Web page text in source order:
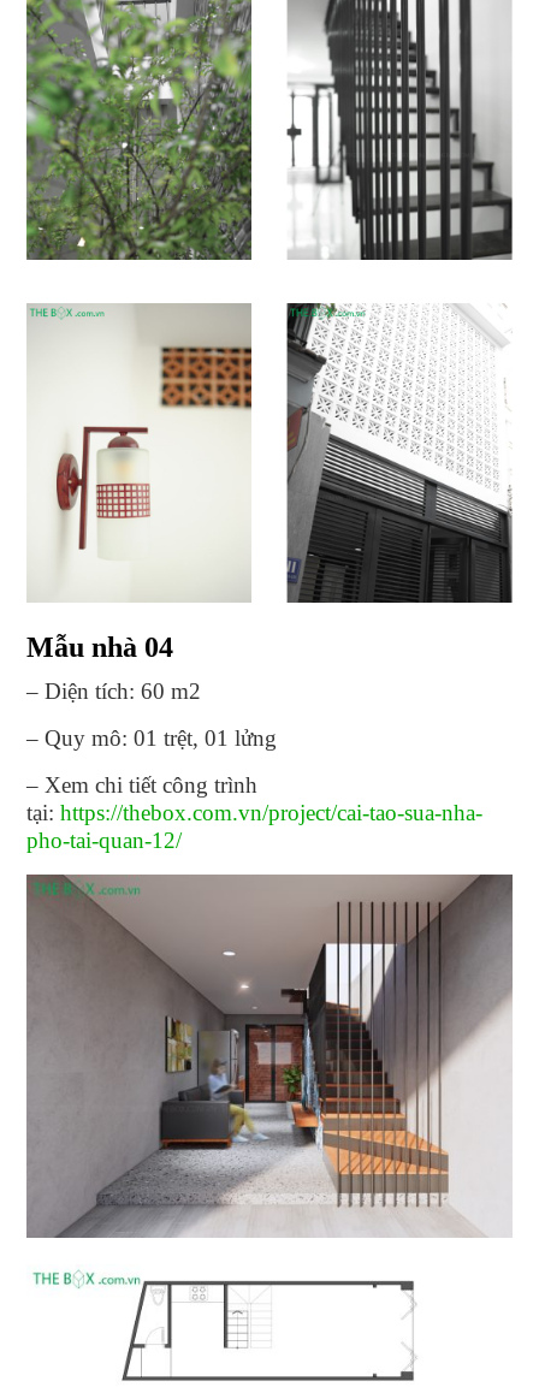
Mẫu nhà 04
– Diện tích: 60 m2
– Quy mô: 01 trệt, 01 lửng
– Xem chi tiết công trình
tại: https://thebox.com.vn/project/cai-tao-sua-nha-
pho-tai-quan-12/